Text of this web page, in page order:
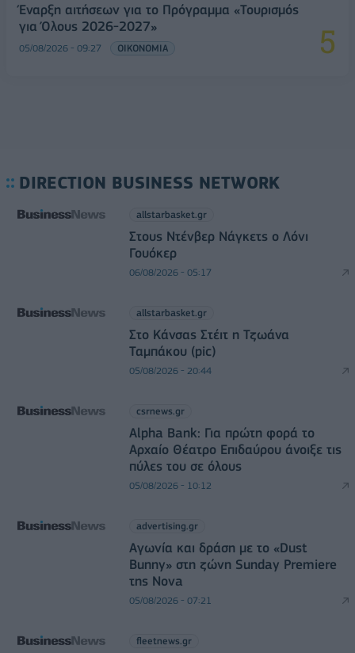
Έναρξη αιτήσεων για το Πρόγραμμα «Τουρισμός
για Όλους 2026-2027»
05/08/2026 - 09:27 ΟΙΚΟΝΟΜΙΑ
DIRECTION BUSINESS NETWORK
allstarbasket.gr
Στους Ντένβερ Νάγκετς ο Λόνι
Γουόκερ
06/08/2026 - 05:17
allstarbasket.gr
Στο Κάνσας Στέιτ η Τζωάνα
Ταμπάκου (pic)
05/08/2026 - 20:44
csrnews.gr
Alpha Bank: Για πρώτη φορά το
Αρχαίο Θέατρο Επιδαύρου άνοιξε τις
πύλες του σε όλους
05/08/2026 - 10:12
advertising.gr
Αγωνία και δράση με το «Dust
Bunny» στη ζώνη Sunday Premiere
της Nova
05/08/2026 - 07:21
fleetnews.gr